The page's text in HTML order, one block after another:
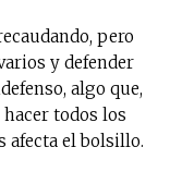
pero
y defender
algo que,
todos los
afecta el bolsillo.